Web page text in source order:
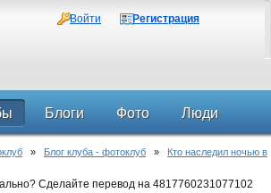
Войти Регистрация
Блоги Фото Люди
» Блог клуба - фотоклуб » Кто наследил ночью в
Сделайте перевод на 4817760231077102